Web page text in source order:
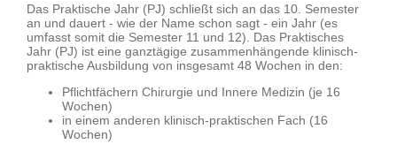
Das Praktische Jahr (PJ) schließt sich an das 10. Semester
an und dauert - wie der Name schon sagt - ein Jahr (es
umfasst somit die Semester 11 und 12). Das Praktisches
Jahr (PJ) ist eine ganztägige zusammenhängende klinisch-
praktische Ausbildung von insgesamt 48 Wochen in den:
Pflichtfächern Chirurgie und Innere Medizin (je 16
Wochen)
in einem anderen klinisch-praktischen Fach (16
Wochen)